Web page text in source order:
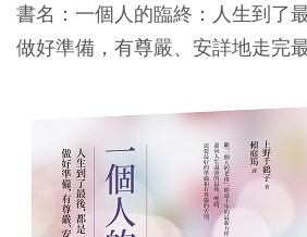
書名：一個人的臨終：人生到了
做好準備，有尊嚴、安詳地走完